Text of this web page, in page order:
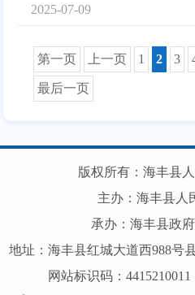
2025-07-09
第一页 上一页 1 2 3
最后一页
版权所有：海丰县
主办：海丰县人
承办：海丰县政
地址：海丰县红城大道西988号
网站标识码：4415210011